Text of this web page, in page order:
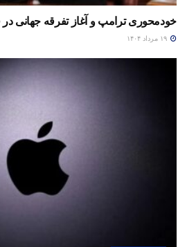
خودمحوری ترامپ و آغاز تفرقه جهانی در